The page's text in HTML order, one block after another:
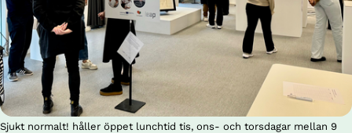
Sjukt normalt! håller öppet lunchtid tis, ons- och torsdagar mellan 9